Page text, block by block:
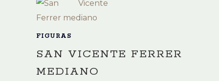
FIGURAS
SAN VICENTE FERRER
MEDIANO